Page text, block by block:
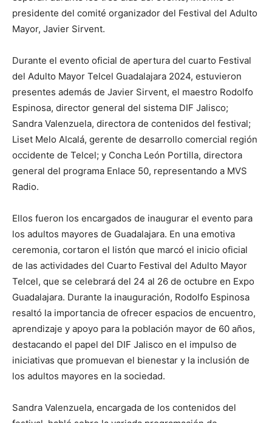
presidente del comité organizador del Festival del Adulto
Mayor, Javier Sirvent.
Durante el evento oficial de apertura del cuarto Festival
del Adulto Mayor Telcel Guadalajara 2024, estuvieron
presentes además de Javier Sirvent, el maestro Rodolfo
Espinosa, director general del sistema DIF Jalisco;
Sandra Valenzuela, directora de contenidos del festival;
Liset Melo Alcalá, gerente de desarrollo comercial región
occidente de Telcel; y Concha León Portilla, directora
general del programa Enlace 50, representando a MVS
Radio.
Ellos fueron los encargados de inaugurar el evento para
los adultos mayores de Guadalajara. En una emotiva
ceremonia, cortaron el listón que marcó el inicio oficial
de las actividades del Cuarto Festival del Adulto Mayor
Telcel, que se celebrará del 24 al 26 de octubre en Expo
Guadalajara. Durante la inauguración, Rodolfo Espinosa
resaltó la importancia de ofrecer espacios de encuentro,
aprendizaje y apoyo para la población mayor de 60 años,
destacando el papel del DIF Jalisco en el impulso de
iniciativas que promuevan el bienestar y la inclusión de
los adultos mayores en la sociedad.
Sandra Valenzuela, encargada de los contenidos del